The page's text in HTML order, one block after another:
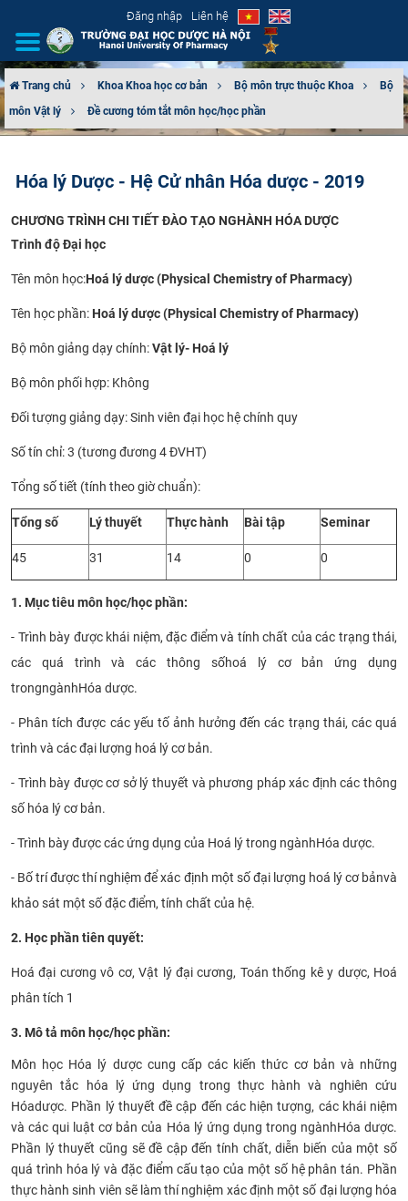
Đăng nhập Liên hệ
GIỚI THIỆU
TUYỂN SINH
ĐÀO TẠO
KHOA HỌC CÔNG NGHỆ
HTQT
Trang chủ Khoa Khoa học cơ bản Bộ môn trực thuộc Khoa
Bộ
môn Vật lý
Đề cương tóm tắt môn học/học phần
Hóa lý Dược - Hệ Cử nhân Hóa dược - 2019
CHƯƠNG TRÌNH CHI TIẾT ĐÀO TẠO NGHÀNH HÓA DƯỢC
Trình độ Đại học
Tên môn học:Hoá lýdược (Physical Chemistry of Pharmacy)
Tên học phần: Hoá lý dược (Physical Chemistry of Pharmacy)
Bộ môn giảng dạy chính:Vật lý- Hoá lý
Bộ môn phối hợp: Không
Đối tượng giảng dạy: Sinh viên đại học hệ chính quy
Số tín chỉ: 3 (tương đương 4 ĐVHT)
Tổng số tiết (tính theo giờ chuẩn):
Tổng số Lý thuyết Thực hành Bài tập Seminar
45 31 14 0 0
1. Mục tiêu môn học/học phần:
- Trình bày được khái niệm, đặc điểm và tính chất của các trạng thái,
các quá trình và các thông sốhoá lý cơ bản ứng dụng
trongngànhHóa dược.
- Phân tích được các yếu tố ảnh hưởng đến các trạng thái, các quá
trình và các đại lượng hoá lý cơ bản.
- Trình bày được cơ sở lý thuyết và phương pháp xác định các thông
số hóa lý cơ bản.
-Trình bày được các ứng dụng của Hoá lý trong ngànhHóa dược.
- Bố trí được thí nghiệmđểxác định một số đại lượng hoá lý cơ bảnvà
khảo sát một số đặc điểm, tính chất của hệ.
2. Học phần tiên quyết:
Hoá đại cương vô cơ,Vật lý đại cương, Toán thống kêy dược, Hoá
phân tích 1
3. Mô tả môn học/học phần:
Môn học Hóa lý dược cung cấp các kiến thức cơ bản và những
nguyên tắc hóa lý ứng dụng trong thực hành và nghiên cứu
Hóadược. Phần lý thuyết đề cập đến các hiện tượng, các khái niệm
và các qui luật cơ bản của Hóa lý ứng dụng trong ngànhHóa dược.
Phần lý thuyết cũng sẽ đề cập đến tính chất, diễn biến của một số
quá trình hóa lý và đặc điểm cấu tạo của một số hệ phân tán. Phần
thực hành sinh viên sẽ làm thí nghiệm xác định một số đại lượng hóa